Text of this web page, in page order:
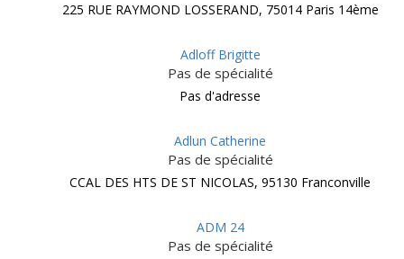
225 RUE RAYMOND LOSSERAND, 75014 Paris 14ème
Adloff Brigitte
Pas de spécialité
Pas d'adresse
Adlun Catherine
Pas de spécialité
CCAL DES HTS DE ST NICOLAS, 95130 Franconville
ADM 24
Pas de spécialité